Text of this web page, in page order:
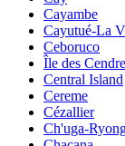
Cayambe
Cayutué-La
Ceboruco
Île des
Central Island
Cereme
Cézallier
Ch'uga-